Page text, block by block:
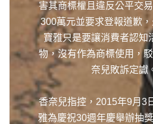
害其商標權且違反公平交
300萬元並要求登報道歉
寶雅只是要讓消費者認知
物，沒有作為商標使用，
奈兒敗訴定讞
香奈兒指控，2015年9月3
雅為慶祝30週年慶舉辦抽